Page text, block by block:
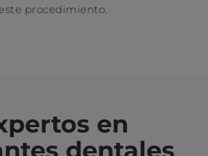
este procedimiento.
en